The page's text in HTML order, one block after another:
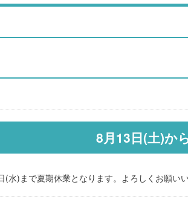
8月13日(土)か
水)まで夏期休業となります。よろしくお願いい